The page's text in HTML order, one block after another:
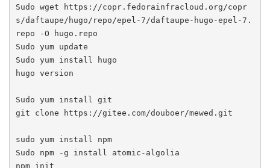
Sudo wget https://copr.fedorainfracloud.org/copr
s/daftaupe/hugo/repo/epel-7/daftaupe-hugo-epel-7.
repo -O hugo.repo
Sudo yum update
Sudo yum install hugo
hugo version
Sudo yum install git
git clone https://gitee.com/douboer/mewed.git
sudo yum install npm
Sudo npm -g install atomic-algolia
npm init